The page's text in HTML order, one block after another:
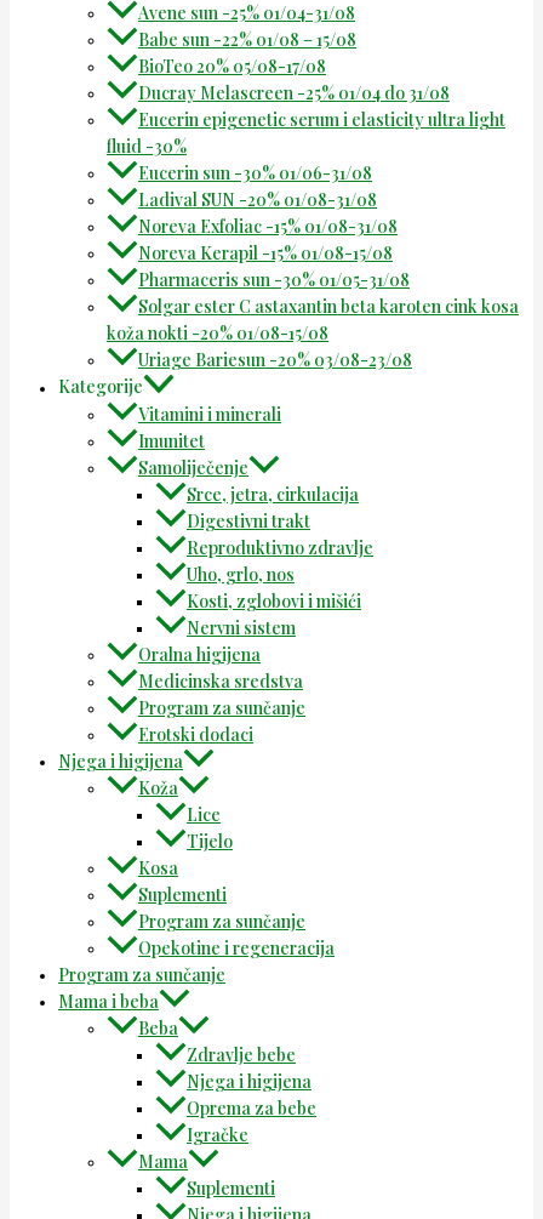
Avene sun -25% 01/04-31/08
Babe sun -22% 01/08 – 15/08
BioTeo 20% 05/08-17/08
Ducray Melascreen -25% 01/04 do 31/08
Eucerin epigenetic serum i elasticity ultra light
fluid -30%
Eucerin sun -30% 01/06-31/08
Ladival SUN -20% 01/08-31/08
Noreva Exfoliac -15% 01/08-31/08
Noreva Kerapil -15% 01/08-15/08
Pharmaceris sun -30% 01/05-31/08
Solgar ester C astaxantin beta karoten cink kosa
koža nokti -20% 01/08-15/08
Uriage Bariesun -20% 03/08-23/08
Kategorije
Vitamini i minerali
Imunitet
Samoliječenje
Srce, jetra, cirkulacija
Digestivni trakt
Reproduktivno zdravlje
Uho, grlo, nos
Kosti, zglobovi i mišići
Nervni sistem
Oralna higijena
Medicinska sredstva
Program za sunčanje
Erotski dodaci
Njega i higijena
Koža
Lice
Tijelo
Kosa
Suplementi
Program za sunčanje
Opekotine i regeneracija
Program za sunčanje
Mama i beba
Beba
Zdravlje bebe
Njega i higijena
Oprema za bebe
Igračke
Mama
Suplementi